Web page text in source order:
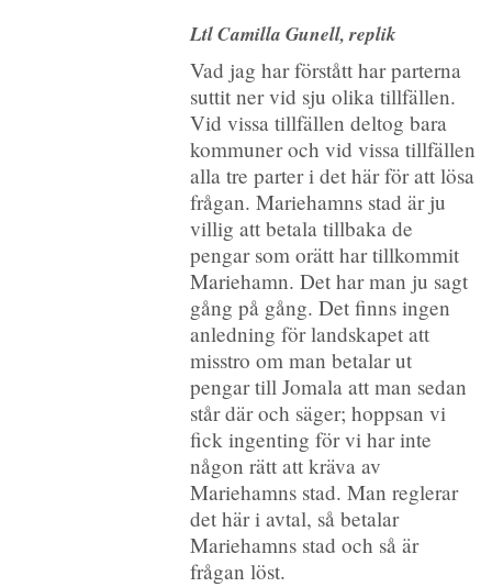
Ltl Camilla Gunell, replik
Vad jag har förstått har parterna
suttit ner vid sju olika tillfällen.
Vid vissa tillfällen deltog bara
kommuner och vid vissa tillfällen
alla tre parter i det här för att lösa
frågan. Mariehamns stad är ju
villig att betala tillbaka de
pengar som orätt har tillkommit
Mariehamn. Det har man ju sagt
gång på gång. Det finns ingen
anledning för landskapet att
misstro om man betalar ut
pengar till Jomala att man sedan
står där och säger; hoppsan vi
fick ingenting för vi har inte
någon rätt att kräva av
Mariehamns stad. Man reglerar
det här i avtal, så betalar
Mariehamns stad och så är
frågan löst.